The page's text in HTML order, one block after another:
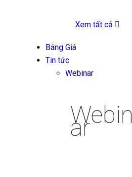
Xem tất cả
Bảng Giá
Tin tức
Webinar
Webin
ar